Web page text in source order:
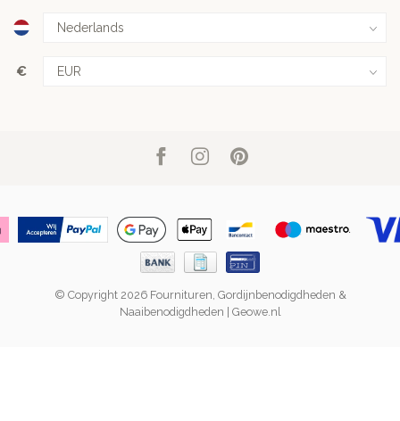
€
© Copyright 2026 Fournituren, Gordijnbenodigdheden &
Naaibenodigdheden | Geowe.nl